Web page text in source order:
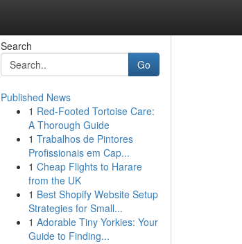
Search
Go
Published News
1 Red-Footed Tortoise Care:
A Thorough Guide
1 Trabalhos de Pintores
Profissionais em Cap...
1 Cheap Flights to Harare
from the UK
1 Best Shopify Website Setup
Strategies for Small...
1 Adorable Tiny Yorkies: Your
Guide to Finding...